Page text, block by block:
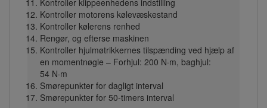
Kontroller motorens kølevæskestand
Kontroller kølerens renhed
Rengør, og efterse maskinen
Kontroller hjulmøtrikkernes tilspænding ved hjælp af
en momentnøgle – Forhjul: 200 N·m, baghjul:
54 N·m
Smørepunkter for dagligt interval
Smørepunkter for 50-timers interval